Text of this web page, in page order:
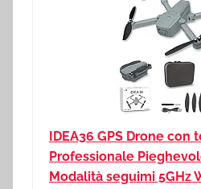
IDEA36 GPS Drone con
Professionale
Modalità seguimi 5GHz